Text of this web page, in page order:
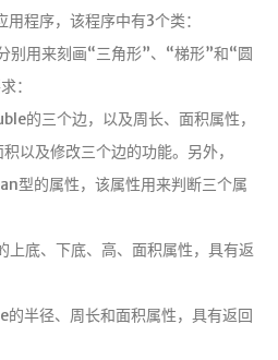
用程序，该程序中有3个类：
用来刻画“三角形”、“梯形”和“圆
：
的三个边，以及周长、面积属性，
以及修改三个边的功能。另外，
型的属性，该属性用来判断三个属
底、下底、高、面积属性，具有返
半径、周长和面积属性，具有返回